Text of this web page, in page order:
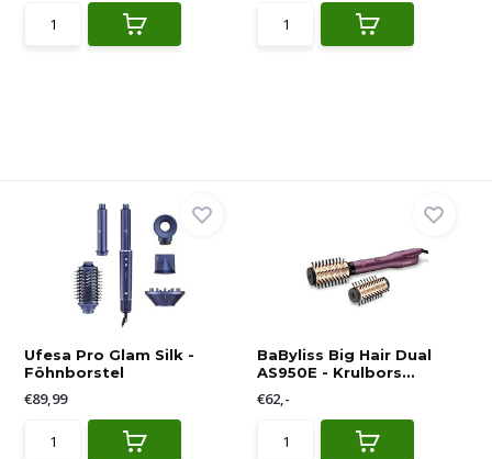
Ufesa Pro Glam Silk -
Föhnborstel
€89,99
BaByliss Big Hair Dual
AS950E - Krulbors...
€62,-